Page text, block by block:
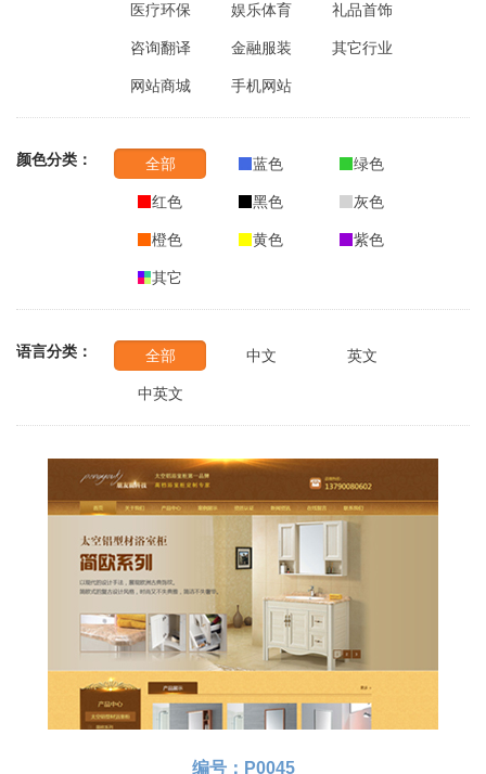
医疗环保 娱乐体育 礼品首饰
咨询翻译 金融服装 其它行业
网站商城 手机网站
颜色分类： 全部 蓝色 绿色
红色 黑色 灰色
橙色 黄色 紫色
其它
语言分类： 全部 中文 英文
中英文
编号：P0045